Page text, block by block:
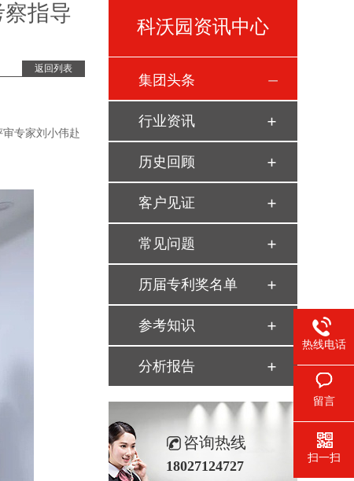
指导
返回列表
专家刘小伟赴
科沃园资讯中心
集团头条
行业资讯
历史回顾
客户见证
常见问题
历届专利奖名单
参考知识
分析报告
咨询热线
18027124727
热线电话
留言
扫一扫